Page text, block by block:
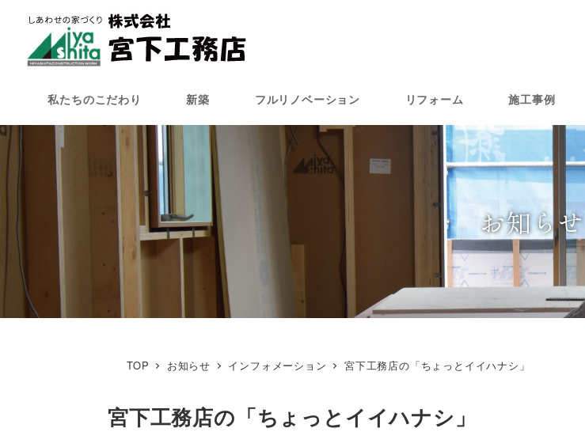
ン
ツ
私たちのこだわり 新築 フルリノベーション リフォーム 施工事例
お知らせ
TOP お知らせ インフォメーション 宮下工務店の「ちょっとイイハナシ」
宮下工務店の「ちょっとイイハナシ」